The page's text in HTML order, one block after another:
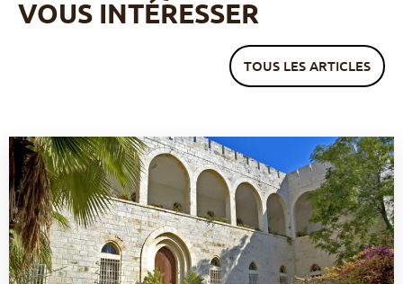
VOUS INTÉRESSER
TOUS LES ARTICLES